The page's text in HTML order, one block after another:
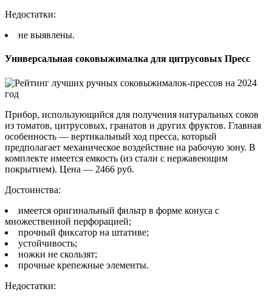
Недостатки:
не выявлены.
Универсальная соковыжималка для цитрусовых Пресс
Прибор, использующийся для получения натуральных соков
из томатов, цитрусовых, гранатов и других фруктов. Главная
особенность — вертикальный ход пресса, который
предполагает механическое воздействие на рабочую зону. В
комплекте имеется емкость (из стали с нержавеющим
покрытием). Цена — 2466 руб.
Достоинства:
имеется оригинальный фильтр в форме конуса с
множественной перфорацией;
прочный фиксатор на штативе;
устойчивость;
ножки не скользят;
прочные крепежные элементы.
Недостатки: